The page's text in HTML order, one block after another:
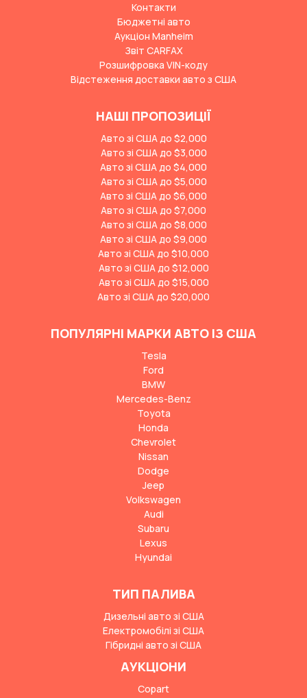
Контакти
Бюджетні авто
Аукціон Manheim
Звіт CARFAX
Розшифровка VIN-коду
Відстеження доставки авто з США
НАШІ ПРОПОЗИЦІЇ
Авто зі США до $2,000
Авто зі США до $3,000
Авто зі США до $4,000
Авто зі США до $5,000
Авто зі США до $6,000
Авто зі США до $7,000
Авто зі США до $8,000
Авто зі США до $9,000
Авто зі США до $10,000
Авто зі США до $12,000
Авто зі США до $15,000
Авто зі США до $20,000
ПОПУЛЯРНІ МАРКИ АВТО ІЗ США
Tesla
Ford
BMW
Mercedes-Benz
Toyota
Honda
Chevrolet
Nissan
Dodge
Jeep
Volkswagen
Audi
Subaru
Lexus
Hyundai
ТИП ПАЛИВА
Дизельні авто зі США
Електромобілі зі США
Гібридні авто зі США
АУКЦІОНИ
Copart